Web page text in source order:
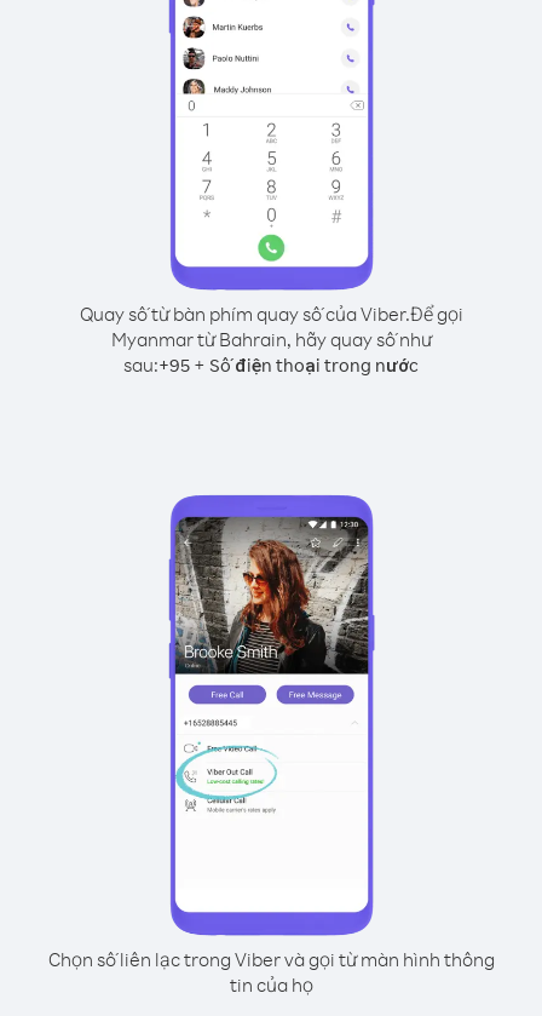
Quay số từ bàn phím quay số của Viber.Để gọi
Myanmar từ Bahrain, hãy quay số như
sau:+95 + Số điện thoại trong nước
Chọn số liên lạc trong Viber và gọi từ màn hình thông
tin của họ